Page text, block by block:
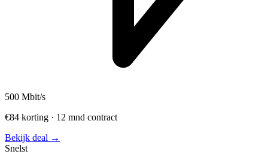
500 Mbit/s
€84 korting · 12 mnd contract
Bekijk deal →
Snelst